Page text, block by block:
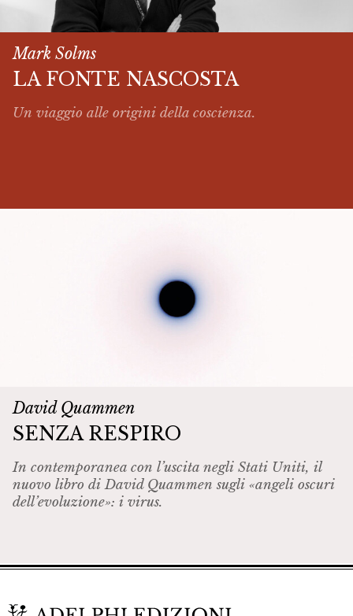
Mark Solms
LA FONTE NASCOSTA
Un viaggio alle origini della coscienza.
David Quammen
SENZA RESPIRO
In contemporanea con l’uscita negli Stati Uniti, il
nuovo libro di David Quammen sugli «angeli oscuri
dell’evoluzione»: i virus.